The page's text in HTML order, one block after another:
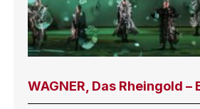
WAGNER, Das Rheingold –